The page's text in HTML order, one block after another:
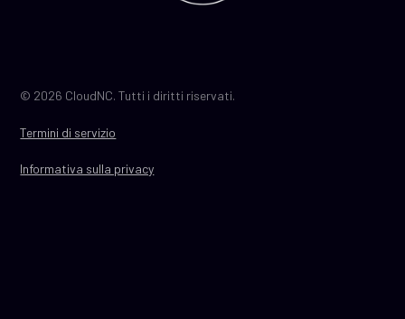
Termini di servizio
Informativa sulla privacy
© 2026 CloudNC. Tutti i diritti riservati.